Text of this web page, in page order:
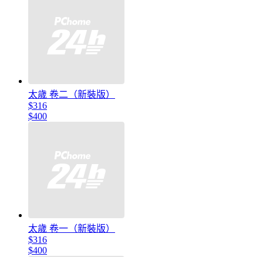
太歲 卷二（新裝版）
$316
$400
太歲 卷一（新裝版）
$316
$400